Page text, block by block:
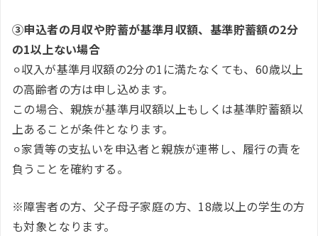
③申込者の月収や貯蓄が基準月収額、基準貯蓄額の2分
の1以上ない場合
⚪︎収入が基準月収額の2分の1に満たなくても、60歳以上
の高齢者の方は申し込めます。
この場合、親族が基準月収額以上もしくは基準貯蓄額以
上あることが条件となります。
⚪︎家賃等の支払いを申込者と親族が連帯し、履行の責を
負うことを確約する。
※障害者の方、父子母子家庭の方、18歳以上の学生の方
も対象となります。